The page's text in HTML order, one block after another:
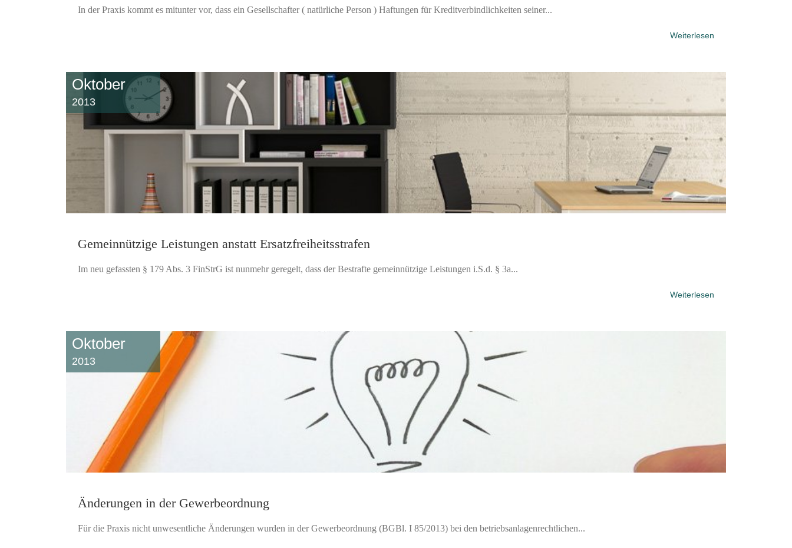
In der Praxis kommt es mitunter vor, dass ein Gesellschafter ( natürliche Person ) Haftungen für Kreditverbindlichkeiten seiner...
Weiterlesen
Oktober
2013
Gemeinnützige Leistungen anstatt Ersatzfreiheitsstrafen
Im neu gefassten § 179 Abs. 3 FinStrG ist nunmehr geregelt, dass der Bestrafte gemeinnützige Leistungen i.S.d. § 3a...
Weiterlesen
Oktober
2013
Änderungen in der Gewerbeordnung
Für die Praxis nicht unwesentliche Änderungen wurden in der Gewerbeordnung (BGBl. I 85/2013) bei den betriebsanlagenrechtlichen...